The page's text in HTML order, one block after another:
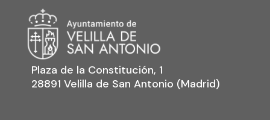
Plaza de la Constitución, 1
28891 Velilla de San Antonio (Madrid)